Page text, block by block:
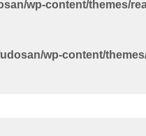
wp-content/themes/
wp-content/